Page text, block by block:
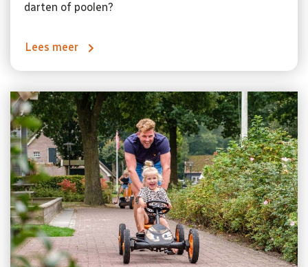
darten of poolen?
Lees meer